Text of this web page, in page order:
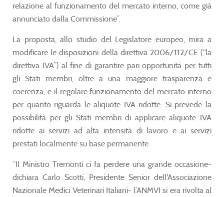
relazione al funzionamento del mercato interno, come già
annunciato dalla Commissione”.
La proposta, allo studio del Legislatore europeo, mira a
modificare le disposizioni della direttiva 2006/112/CE (“la
direttiva IVA”) al fine di garantire pari opportunità per tutti
gli Stati membri, oltre a una maggiore trasparenza e
coerenza, e il regolare funzionamento del mercato interno
per quanto riguarda le aliquote IVA ridotte. Si prevede la
possibilità per gli Stati membri di applicare aliquote IVA
ridotte ai servizi ad alta intensità di lavoro e ai servizi
prestati localmente su base permanente.
“Il Ministro Tremonti ci fa perdere una grande occasione-
dichiara Carlo Scotti, Presidente Senior dell'Associazione
Nazionale Medici Veterinari Italiani- l’ANMVI si era rivolta al